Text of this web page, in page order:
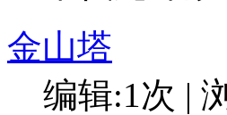
金山塔
编辑:1次 |